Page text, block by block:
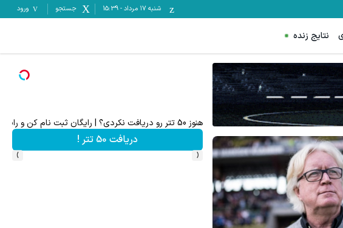
شنبه ۱۷ مرداد -
15:39 جستجو ورود
نتایج زنده
سرمایه گذاری روی سهام مرسدس بنز
ثبت نام کنید
ترید EURUSD با اسپرد از صفر پیپ
ثبت نام کنید
‹
›